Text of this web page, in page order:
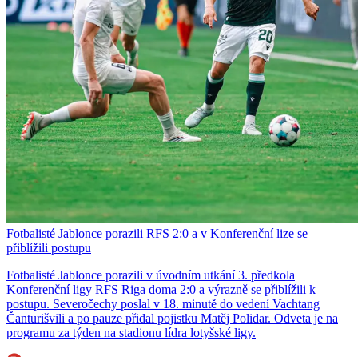
Fotbalisté Jablonce porazili RFS 2:0 a v Konferenční lize se
přiblížili postupu
Fotbalisté Jablonce porazili v úvodním utkání 3. předkola
Konferenční ligy RFS Riga doma 2:0 a výrazně se přiblížili k
postupu. Severočechy poslal v 18. minutě do vedení Vachtang
Čanturišvili a po pauze přidal pojistku Matěj Polidar. Odveta je na
programu za týden na stadionu lídra lotyšské ligy.